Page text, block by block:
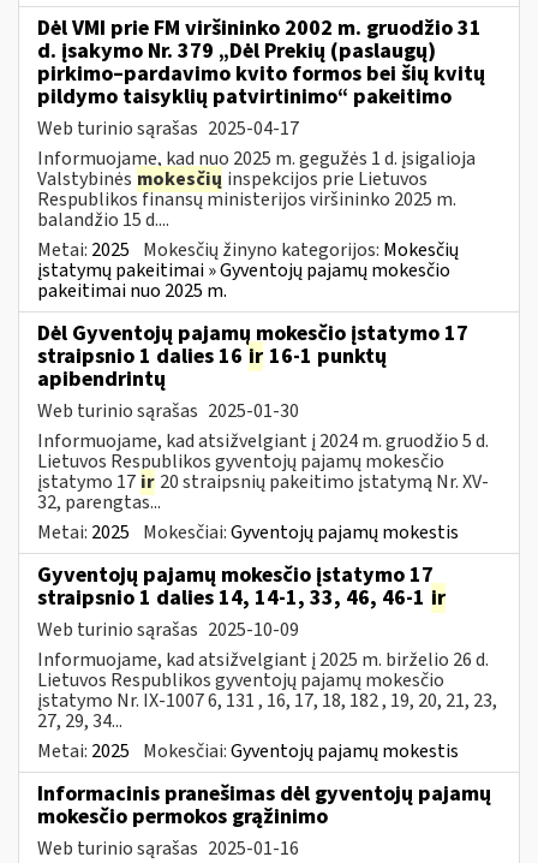
Dėl VMI prie FM viršininko 2002 m. gruodžio 31
d. įsakymo Nr. 379 „Dėl Prekių (paslaugų)
pirkimo–pardavimo kvito formos bei šių kvitų
pildymo taisyklių patvirtinimo“ pakeitimo
Web turinio sąrašas 2025-04-17
Informuojame, kad nuo 2025 m. gegužės 1 d. įsigalioja
Valstybinės mokesčių inspekcijos prie Lietuvos
Respublikos finansų ministerijos viršininko 2025 m.
balandžio 15 d....
Metai: 2025 Mokesčių žinyno kategorijos: Mokesčių
įstatymų pakeitimai » Gyventojų pajamų mokesčio
pakeitimai nuo 2025 m.
Dėl Gyventojų pajamų mokesčio įstatymo 17
straipsnio 1 dalies 16 ir 16-1 punktų
apibendrintų
Web turinio sąrašas 2025-01-30
Informuojame, kad atsižvelgiant į 2024 m. gruodžio 5 d.
Lietuvos Respublikos gyventojų pajamų mokesčio
įstatymo 17 ir 20 straipsnių pakeitimo įstatymą Nr. XV-
32, parengtas...
Metai: 2025 Mokesčiai:Gyventojų pajamų mokestis
Gyventojų pajamų mokesčio įstatymo 17
straipsnio 1 dalies 14, 14-1, 33, 46, 46-1 ir
Web turinio sąrašas 2025-10-09
Informuojame, kad atsižvelgiant į 2025 m. birželio 26 d.
Lietuvos Respublikos gyventojų pajamų mokesčio
įstatymo Nr. IX-1007 6, 131 , 16, 17, 18, 182 , 19, 20, 21, 23,
27, 29, 34...
Metai: 2025 Mokesčiai:Gyventojų pajamų mokestis
Informacinis pranešimas dėl gyventojų pajamų
mokesčio permokos grąžinimo
Web turinio sąrašas 2025-01-16